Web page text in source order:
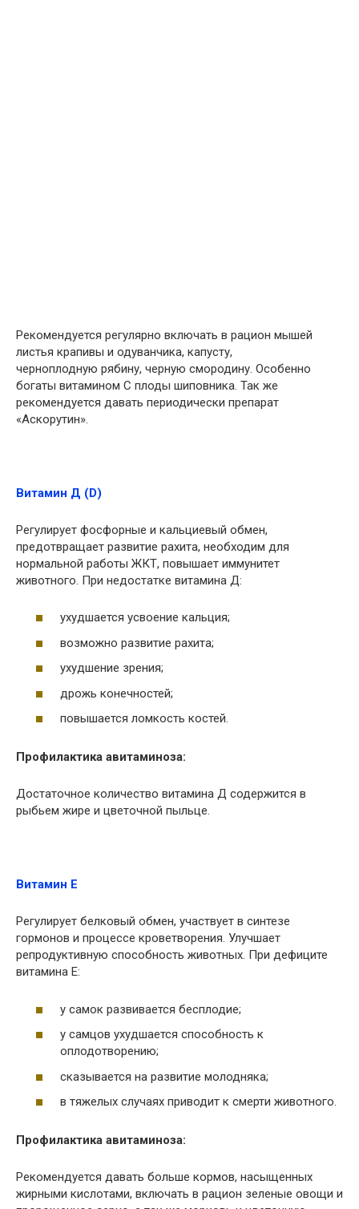
Рекомендуется регулярно включать в рацион мышей
листья крапивы и одуванчика, капусту,
черноплодную рябину, черную смородину. Особенно
богаты витамином С плоды шиповника. Так же
рекомендуется давать периодически препарат
«Аскорутин».
Витамин Д (D)
Регулирует фосфорные и кальциевый обмен,
предотвращает развитие рахита, необходим для
нормальной работы ЖКТ, повышает иммунитет
животного. При недостатке витамина Д:
ухудшается усвоение кальция;
возможно развитие рахита;
ухудшение зрения;
дрожь конечностей;
повышается ломкость костей.
Профилактика авитаминоза:
Достаточное количество витамина Д содержится в
рыбьем жире и цветочной пыльце.
Витамин Е
Регулирует белковый обмен, участвует в синтезе
гормонов и процессе кроветворения. Улучшает
репродуктивную способность животных. При дефиците
витамина Е:
у самок развивается бесплодие;
у самцов ухудшается способность к
оплодотворению;
сказывается на развитие молодняка;
в тяжелых случаях приводит к смерти животного.
Профилактика авитаминоза:
Рекомендуется давать больше кормов, насыщенных
жирными кислотами, включать в рацион зеленые овощи и